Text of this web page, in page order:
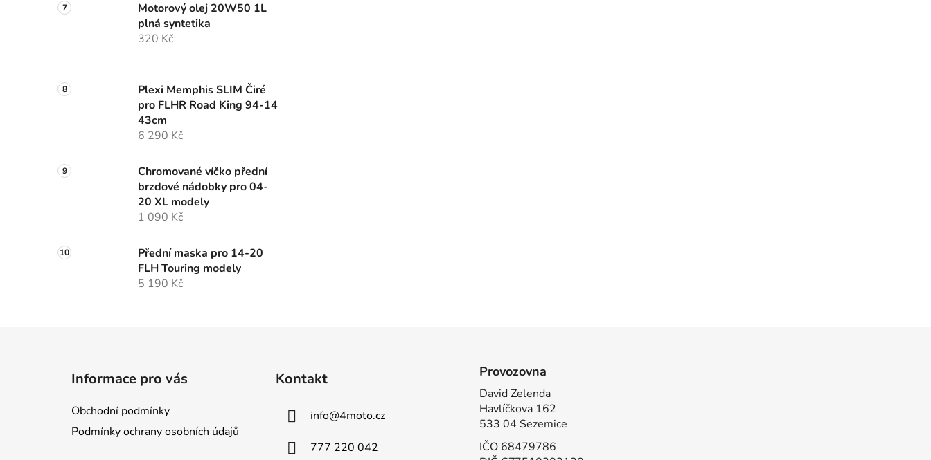
Motorový olej 20W50 1L
plná syntetika
320 Kč
Plexi Memphis SLIM Čiré
pro FLHR Road King 94-14
43cm
6 290 Kč
Chromované víčko přední
brzdové nádobky pro 04-
20 XL modely
1 090 Kč
Přední maska pro 14-20
FLH Touring modely
5 190 Kč
Informace pro vás
Obchodní podmínky
Podmínky ochrany osobních údajů
Kontakt
info@4moto.cz
777 220 042
Provozovna
David Zelenda
Havlíčkova 162
533 04 Sezemice
IČO 68479786